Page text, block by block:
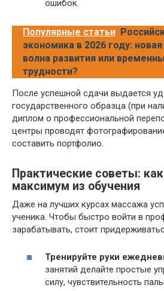
ошибок.
Популярные статьи
экономика в 2026 году: новая
волна развития или
трудности?
После успешной сдачи выдается
государственного образца (при
диплом о профессиональной
центры проводят
составить портфолио.
Практические советы:
максимум из обучения
Даже на лучших курсах массажа
ученика. Чтобы быстро войти в
зарабатывать, стоит
Тренируйте руки
занятий делайте простые
силу, чувствительность